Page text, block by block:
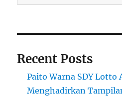
Recent Posts
Paito Warna SDY Lotto
Menghadirkan